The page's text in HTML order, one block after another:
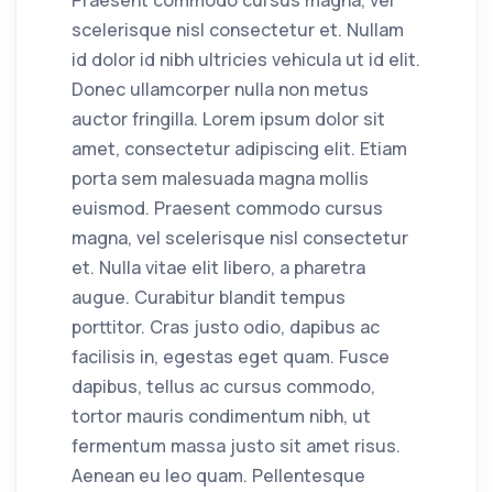
scelerisque nisl consectetur et. Nullam
id dolor id nibh ultricies vehicula ut id elit.
Donec ullamcorper nulla non metus
auctor fringilla. Lorem ipsum dolor sit
amet, consectetur adipiscing elit. Etiam
porta sem malesuada magna mollis
euismod. Praesent commodo cursus
magna, vel scelerisque nisl consectetur
et. Nulla vitae elit libero, a pharetra
augue. Curabitur blandit tempus
porttitor. Cras justo odio, dapibus ac
facilisis in, egestas eget quam. Fusce
dapibus, tellus ac cursus commodo,
tortor mauris condimentum nibh, ut
fermentum massa justo sit amet risus.
Aenean eu leo quam. Pellentesque